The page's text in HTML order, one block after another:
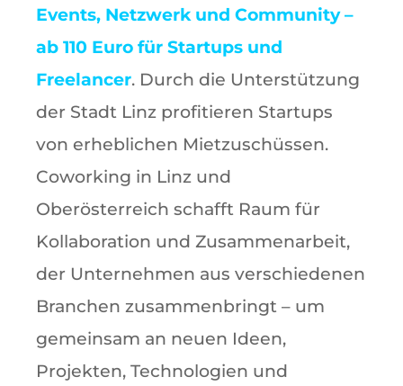
Events, Netzwerk und Community –
ab 110 Euro für Startups und
Freelancer. Durch die Unterstützung
der Stadt Linz profitieren Startups
von erheblichen Mietzuschüssen.
Coworking in Linz und
Oberösterreich schafft Raum für
Kollaboration und Zusammenarbeit,
der Unternehmen aus verschiedenen
Branchen zusammenbringt – um
gemeinsam an neuen Ideen,
Projekten, Technologien und